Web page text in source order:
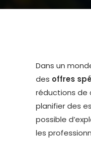
Dans un
des offres
réductions de
planifier des
possible
les